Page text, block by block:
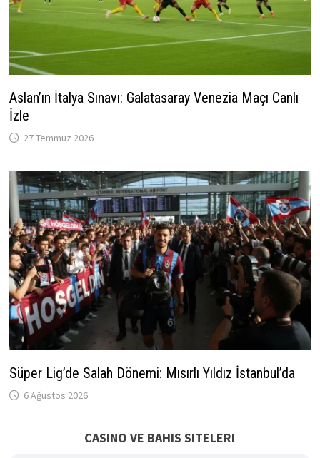
Aslan’ın İtalya Sınavı: Galatasaray Venezia Maçı Canlı
İzle
27 Temmuz 2026
Süper Lig’de Salah Dönemi: Mısırlı Yıldız İstanbul’da
6 Ağustos 2026
CASINO VE BAHIS SITELERI